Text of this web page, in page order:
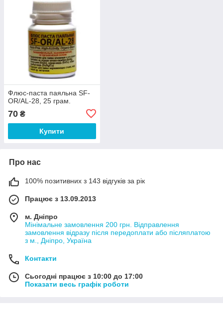
Флюс-паста паяльна SF-
OR/AL-28, 25 грам.
70 ₴
Купити
Про нас
100% позитивних з 143 відгуків за рік
Працює з 13.09.2013
м. Дніпро
Мінімальне замовлення 200 грн. Відправлення
замовлення відразу після передоплати або післяплатою
з м., Дніпро, Україна
Контакти
Сьогодні працює з 10:00 до 17:00
Показати весь графік роботи